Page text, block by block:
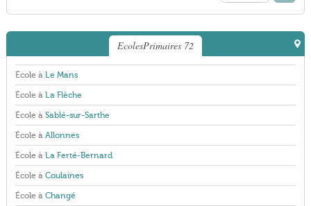
EcolesPrimaires 72
École à Le Mans
École à La Flèche
École à Sablé-sur-Sarthe
École à Allonnes
École à La Ferté-Bernard
École à Coulaines
École à Changé